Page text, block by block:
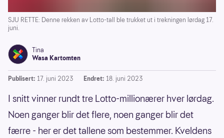
SJU RETTE: Denne rekken av Lotto-tall ble trukket ut i trekningen lørdag 17.
juni.
Tina
Wasa Kartomten
Publisert: 17. juni 2023 Endret: 18. juni 2023
I snitt vinner rundt tre Lotto-millionærer hver lørdag.
Noen ganger blir det flere, noen ganger blir det
færre - her er det tallene som bestemmer. Kveldens